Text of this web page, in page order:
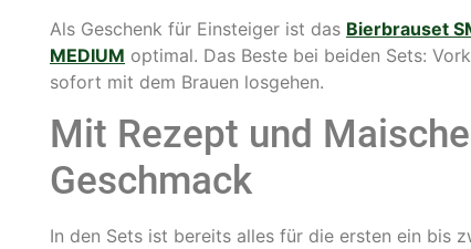
Als Geschenk für Einsteiger ist das Bierbrauset
MEDIUM optimal. Das Beste bei beiden Sets:
sofort mit dem Brauen losgehen.
Mit Rezept und
Geschmack
In den Sets ist bereits alles für die ersten ein bis